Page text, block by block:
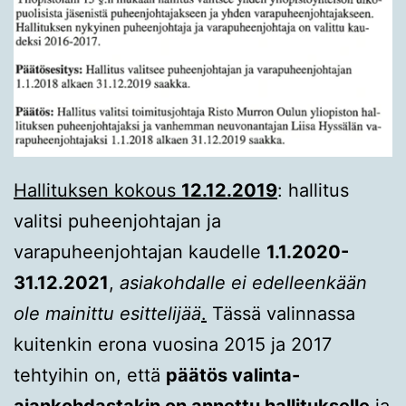
Hallituksen kokous 12.12.2019: hallitus
valitsi puheenjohtajan ja
varapuheenjohtajan kaudelle 1.1.2020-
31.12.2021, asiakohdalle ei edelleenkään
ole mainittu esittelijää. Tässä valinnassa
kuitenkin erona vuosina 2015 ja 2017
tehtyihin on, että päätös valinta-